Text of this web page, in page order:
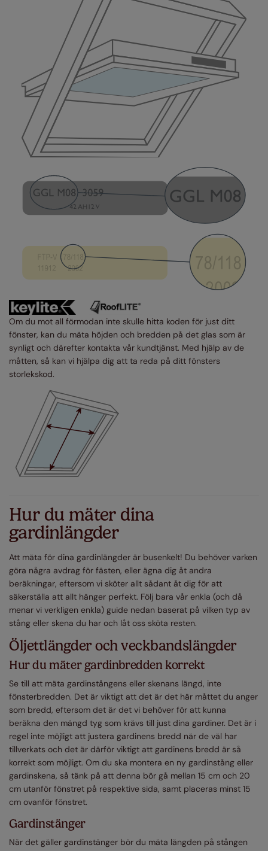
Om du mot all förmodan inte skulle hitta koden för just ditt
fönster, kan du mäta höjden och bredden på det glas som är
synligt och därefter kontakta vår kundtjänst. Med hjälp av de
måtten, så kan vi hjälpa dig att ta reda på ditt fönsters
storlekskod.
Hur du mäter dina
gardinlängder
Att mäta för dina gardinlängder är busenkelt! Du behöver varken
göra några avdrag för fästen, eller ägna dig åt andra
beräkningar, eftersom vi sköter allt sådant åt dig för att
säkerställa att allt hänger perfekt. Följ bara vår enkla (och då
menar vi verkligen enkla) guide nedan baserat på vilken typ av
stång eller skena du har och låt oss sköta resten.
Öljettlängder och veckbandslängder
Hur du mäter gardinbredden korrekt
Se till att mäta gardinstångens eller skenans längd, inte
fönsterbredden. Det är viktigt att det är det här måttet du anger
som bredd, eftersom det är det vi behöver för att kunna
beräkna den mängd tyg som krävs till just dina gardiner. Det är i
regel inte möjligt att justera gardinens bredd när de väl har
tillverkats och det är därför viktigt att gardinens bredd är så
korrekt som möjligt. Om du ska montera en ny gardinstång eller
gardinskena, så tänk på att denna bör gå mellan 15 cm och 20
cm utanför fönstret på respektive sida, samt placeras minst 15
cm ovanför fönstret.
Gardinstänger
När det gäller gardinstänger bör du mäta längden på stången